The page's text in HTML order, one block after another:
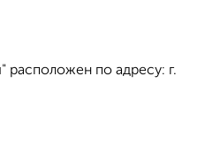
расположен по адресу: г.